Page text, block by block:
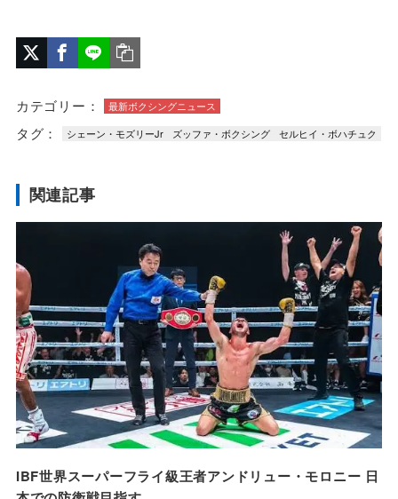
カテゴリー： 最新ボクシングニュース
タグ： シェーン・モズリーJr ズッファ・ボクシング セルヒイ・ボハチュク
関連記事
IBF世界スーパーフライ級王者アンドリュー・モロニー 日